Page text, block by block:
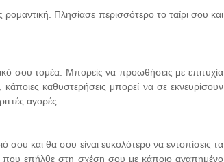
Πλησίασε περισσότερο το ταίρι σου και
σου τομέα. Μπορείς να προωθήσεις με επιτυχία
καθυστερήσεις μπορεί να σε εκνευρίσουν
αγορές.
και θα σου είναι ευκολότερο να εντοπίσεις τα
που επήλθε στη σχέση σου με κάποιο αγαπημένο